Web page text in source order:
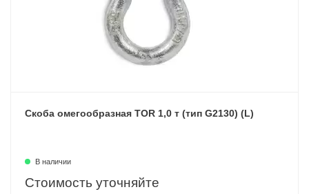
Скоба омегообразная TOR 1,0 т (тип G2130) (L)
В наличии
Стоимость уточняйте